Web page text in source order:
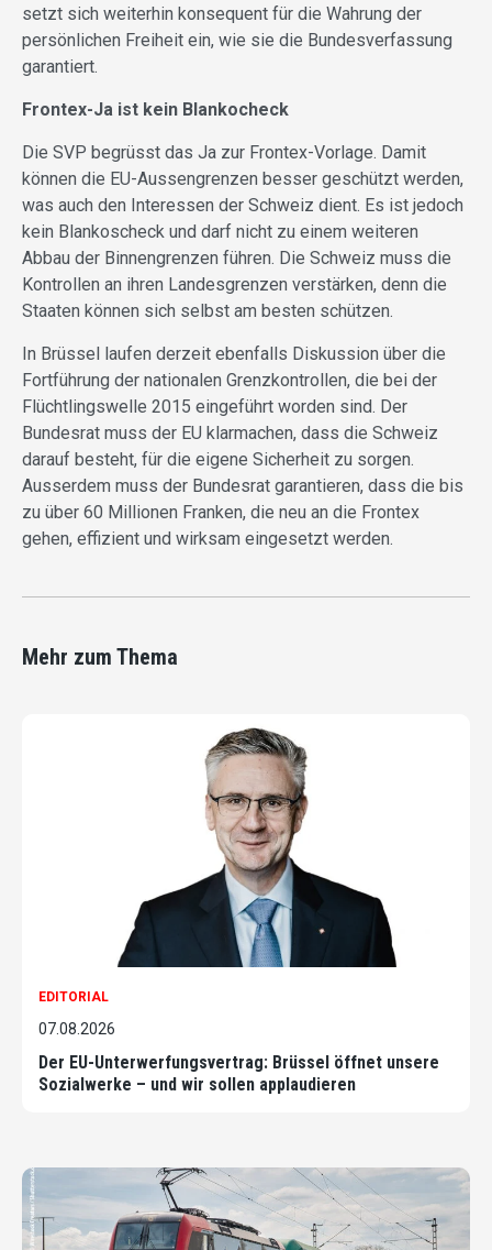
setzt sich weiterhin konsequent für die Wahrung der
persönlichen Freiheit ein, wie sie die Bundesverfassung
garantiert.
Frontex-Ja ist kein Blankocheck
Die SVP begrüsst das Ja zur Frontex-Vorlage. Damit
können die EU-Aussengrenzen besser geschützt werden,
was auch den Interessen der Schweiz dient. Es ist jedoch
kein Blankoscheck und darf nicht zu einem weiteren
Abbau der Binnengrenzen führen. Die Schweiz muss die
Kontrollen an ihren Landesgrenzen verstärken, denn die
Staaten können sich selbst am besten schützen.
In Brüssel laufen derzeit ebenfalls Diskussion über die
Fortführung der nationalen Grenzkontrollen, die bei der
Flüchtlingswelle 2015 eingeführt worden sind. Der
Bundesrat muss der EU klarmachen, dass die Schweiz
darauf besteht, für die eigene Sicherheit zu sorgen.
Ausserdem muss der Bundesrat garantieren, dass die bis
zu über 60 Millionen Franken, die neu an die Frontex
gehen, effizient und wirksam eingesetzt werden.
Mehr zum Thema
EDITORIAL
07.08.2026
Der EU-Unterwerfungsvertrag: Brüssel öffnet unsere
Sozialwerke – und wir sollen applaudieren